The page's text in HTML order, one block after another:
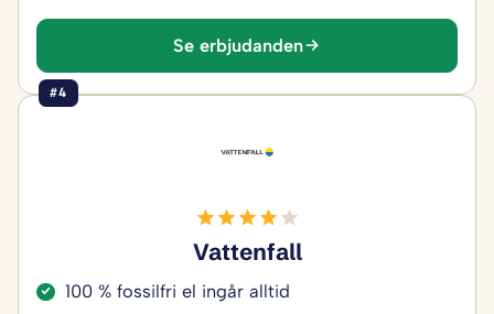
Se erbjudanden
#4
Vattenfall
100 % fossilfri el ingår alltid